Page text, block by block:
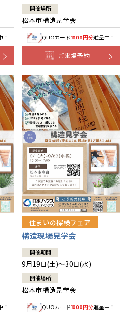
！
開催場所
松本市構造見学会
QUOカード1000円分進呈中！
ご来場予約
！
住まいの探検フェア
構造現場見学会
開催期間
9月19日(土)～30日(水)
開催場所
松本市構造見学会
QUOカード1000円分進呈中！